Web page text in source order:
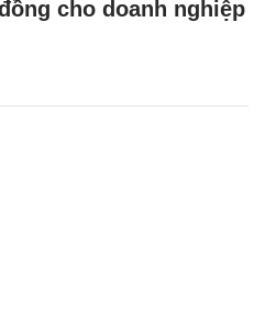
cho doanh nghiệp